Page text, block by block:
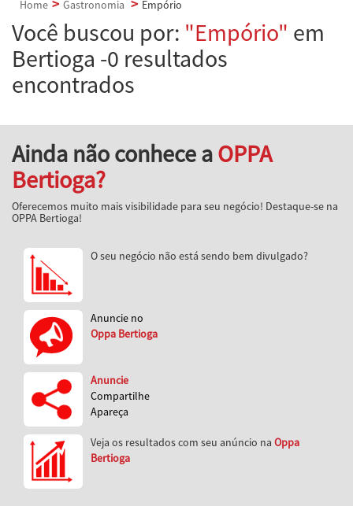
Home
Gastronomia Empório
Você buscou por: "Empório" em
Bertioga -0 resultados
encontrados
Ainda não conhece aOPPA
Bertioga?
Oferecemos muito mais visibilidade para seu negócio! Destaque-se na
OPPA Bertioga!
O seu negócio não está sendo bem divulgado?
Anuncie no
Oppa Bertioga
Anuncie
Compartilhe
Apareça
Veja os resultados com seu anúncio na Oppa
Bertioga